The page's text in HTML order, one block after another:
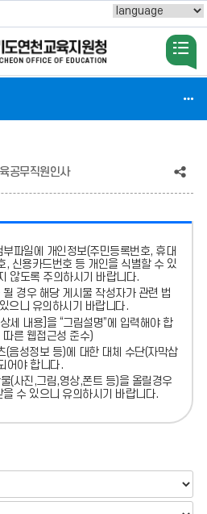
Powered by
공무직원인사
공
(상
파일에 개인정보(주민등록번호, 휴대
, 신용카드번호 등 개인을 식별할 수 있
않도록 주의 하시기 바랍니다.
경우 해당 게시물 작성자가 관련 법
으니 유의하시기 바랍니다.
세 내용]을 “그림설명”에 입력해야 합
른 웹접근성 준수)
(음성정보 등)에 대한 대체 수단(자막삽
어야 합니다.
(사진,그림,영상,폰트 등)을 올릴경우
수 있으니 유의하시기 바랍니다.